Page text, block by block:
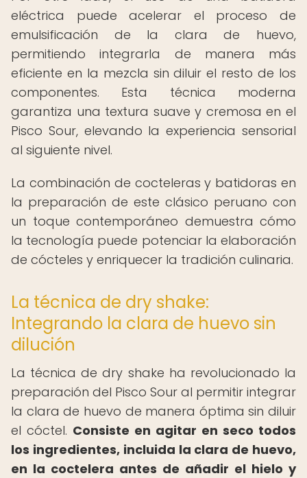
eléctrica puede acelerar el proceso de
emulsificación de la clara de huevo,
permitiendo integrarla de manera más
eficiente en la mezcla sin diluir el resto de los
componentes. Esta técnica moderna
garantiza una textura suave y cremosa en el
Pisco Sour, elevando la experiencia sensorial
al siguiente nivel.
La combinación de cocteleras y batidoras en
la preparación de este clásico peruano con
un toque contemporáneo demuestra cómo
la tecnología puede potenciar la elaboración
de cócteles y enriquecer la tradición culinaria.
La técnica de dry shake:
Integrando la clara de huevo sin
dilución
La técnica de dry shake ha revolucionado la
preparación del Pisco Sour al permitir integrar
la clara de huevo de manera óptima sin diluir
el cóctel. Consiste en agitar en seco todos
los ingredientes, incluida la clara de huevo,
en la coctelera antes de añadir el hielo y